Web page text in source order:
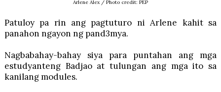
Arlene Alex / Photo credit: PEP
Patuloy pa rin ang pagtuturo ni Arlene kahit sa
panahon ngayon ng pand3mya.
Nagbabahay-bahay siya para puntahan ang mga
estudyanteng Badjao at tulungan ang mga ito sa
kanilang modules.